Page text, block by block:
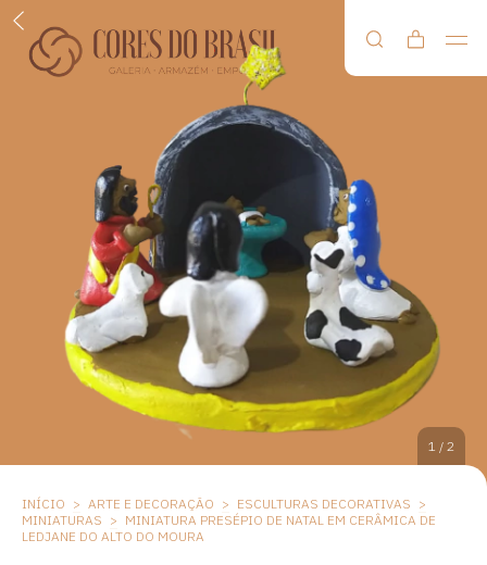
1 / 2
INÍCIO > ARTE E DECORAÇÃO > ESCULTURAS DECORATIVAS >
MINIATURAS > MINIATURA PRESÉPIO DE NATAL EM CERÂMICA DE
LEDJANE DO ALTO DO MOURA